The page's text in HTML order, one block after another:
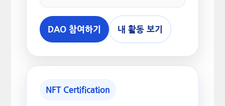
DAO 참여하기 내 활동 보기
NFT Certification